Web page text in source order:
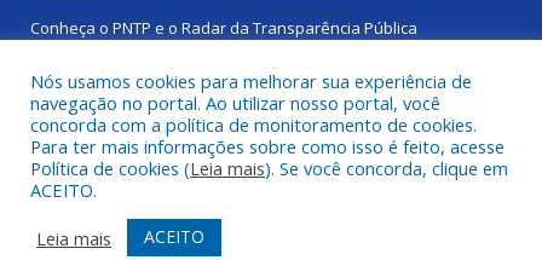
Conheça o PNTP e o Radar da Transparência Pública
Todos os direitos reservados a Câmara Municipal de Cachoeira
do Piriá.
Mapa do Site
Acessar Área Administrativa
Nós usamos cookies para melhorar sua experiência de
navegação no portal. Ao utilizar nosso portal, você
concorda com a política de monitoramento de cookies.
Para ter mais informações sobre como isso é feito, acesse
Política de cookies (Leia mais). Se você concorda, clique em
ACEITO.
Leia mais
ACEITO